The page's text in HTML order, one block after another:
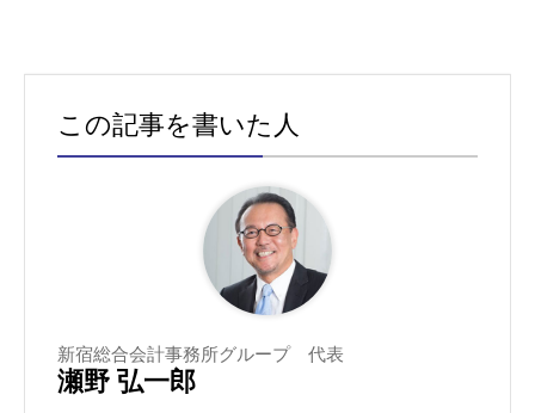
この記事を書いた人
新宿総合会計事務所グループ 代表
瀬野 弘一郎